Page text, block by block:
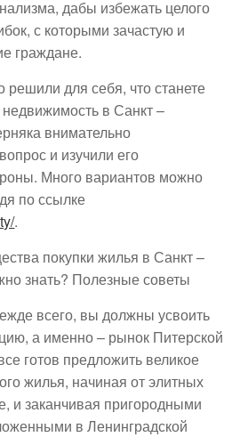
дабы избежать целого
с которыми зачастую и
граждане.
для себя, что станете
в Санкт –
внимательно
и изучили его
Много вариантов можно
по ссылке
.
покупки жилья в Санкт –
знать? Полезные советы
всего, вы должны усвоить
а именно – рынок Питерской
готов предложить великое
жилья, начиная от элитных
и заканчивая пригородными
в Ленинградской